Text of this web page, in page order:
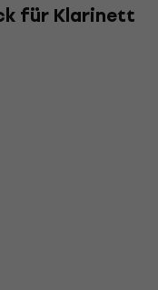
für Klarinett